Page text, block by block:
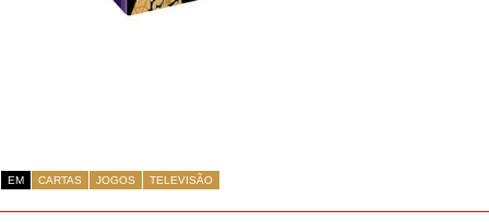
EM CARTAS JOGOS TELEVISÃO